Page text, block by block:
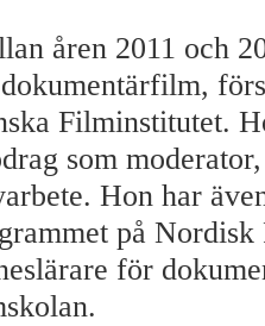
åren 2011 och
Filminstitutet.
som
Hon har
på Nordisk
för